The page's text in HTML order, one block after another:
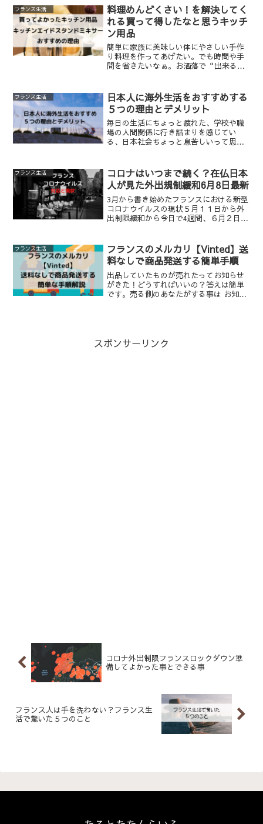
は結構ここフランスでの生活が好きで、
気に入っています。私が...
フランス生活
料理めんどくさい！を解決してく
れる買って得したなと思うキッチ
ン用品
簡単に家族に美味しい体にやさしい手作
り料理を作ってあげたい。でも時間や手
間を省きたいなぁ。お洒落で“出来る
事を読み進めることによって家事を楽に
しおしゃれな家電のマストア...
フランス生活
日本人に海外生活をおすすめする
５つの理由とデメリット
毎日の生活にちょっと疲れた、学校や職
場の人間関係に行き詰まりを感じてい
る、日本社会ちょっと息苦しいって思う
フランス生活
コロナはいつまで続く？在仏日本
人が見た外出規制緩和6月8日最新
3月から書き始めたフランスにおける新型
コロナウイルスの現状５月１１日から外
出制限緩和から今日で4週間、６月２日か
で続く？在仏日本人が見たフランス外出
制限緩和第2フェ－...
フランス生活
フランスのメルカリ【Vinted】送
料なしで商品発送する簡単手順
出品していたものが売れたってお知らせ
がきた！どうすればいいの？答えは簡単
です。売る側のあなたがする事は お知ら
スポンサーリンク
コロナ外出制限フランスロックダウン準
備してよかった事とできる事
フランス人は手を洗わない？フランス生
活で驚いた５つのこと